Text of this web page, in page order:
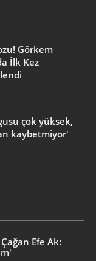
Görkem
İlk Kez
çok yüksek,
kaybetmiyor'
Efe Ak: